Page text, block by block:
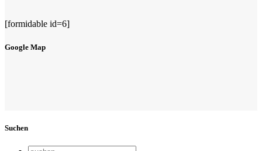
[formidable id=6]
Google Map
Suchen